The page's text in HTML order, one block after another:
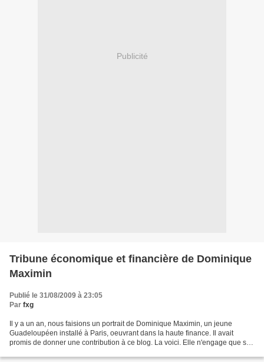
Publicité
Tribune économique et financière de Dominique
Maximin
Publié le 31/08/2009 à 23:05
Par fxg
Il y a un an, nous faisions un portrait de Dominique Maximin, un jeune
Guadeloupéen installé à Paris, oeuvrant dans la haute finance. Il avait
promis de donner une contribution à ce blog. La voici. Elle n'engage que son